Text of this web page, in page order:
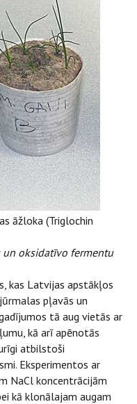
āžloka (Triglochin
un oksidatīvo fermentu
kas Latvijas apstākļos
pļavās un
tā aug vietās ar
kā arī apēnotās
atbilstoši
Eksperimentos ar
NaCl koncentrācijām
kā klonālajam augam